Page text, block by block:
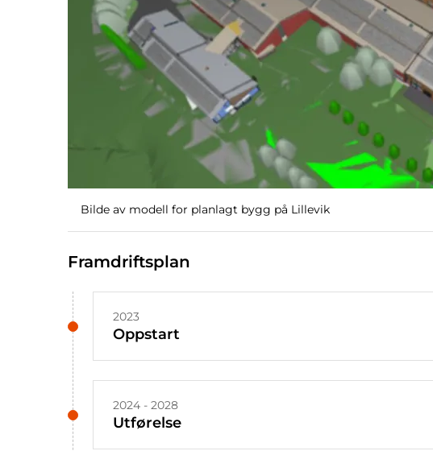
Bilde av modell for planlagt bygg på Lillevik
Framdriftsplan
2023
Oppstart
2024 - 2028
Utførelse